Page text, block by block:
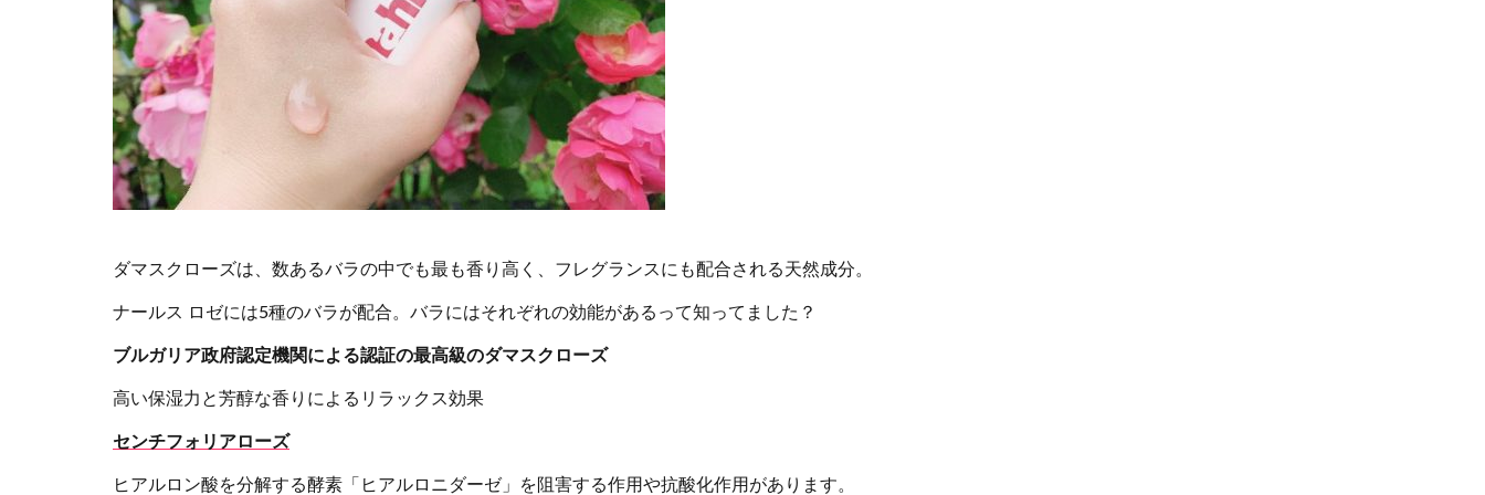
ダマスクローズは、数あるバラの中でも最も香り高く、フレグランスにも配合される天然成分。
ナールス ロゼには5種のバラが配合。バラにはそれぞれの効能があるって知ってました？
ブルガリア政府認定機関による認証の最高級のダマスクローズ
高い保湿力と芳醇な香りによるリラックス効果
センチフォリアローズ
ヒアルロン酸を分解する酵素「ヒアルロニダーゼ」を阻害する作用や抗酸化作用があります。